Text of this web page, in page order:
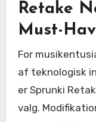
Retake
Must-
For
af teknologisk
er Sprunki
valg.